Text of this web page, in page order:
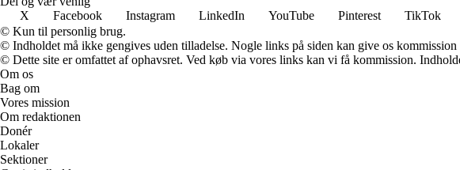
X
Facebook Instagram LinkedIn YouTube Pinterest TikTok
© Kun til personlig brug.
© Indholdet må ikke gengives uden tilladelse. Nogle links på siden kan give os kommission
© Dette site er omfattet af ophavsret. Ved køb via vores links kan vi få kommission.
Om os
Bag om
Vores mission
Om redaktionen
Donér
Lokaler
Sektioner